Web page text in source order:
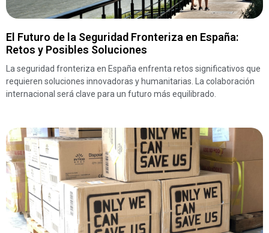
El Futuro de la Seguridad Fronteriza en España:
Retos y Posibles Soluciones
La seguridad fronteriza en España enfrenta retos significativos que
requieren soluciones innovadoras y humanitarias. La colaboración
internacional será clave para un futuro más equilibrado.